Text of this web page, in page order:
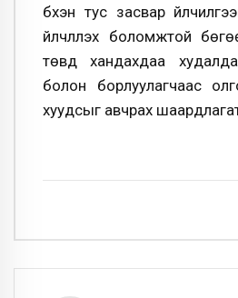
бүхэн тус засвар
үйлчлүүлэх боломжтой
төвд хандахдаа
болон борлуулагчаас
хуудсыг авчрах